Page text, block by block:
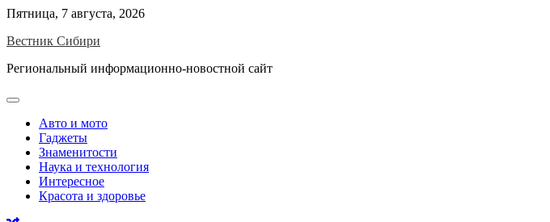
Skip
content
Пятница, 7 августа, 2026
Вестник Сибири
Региональный информационно-новостной сайт
Авто и мото
Гаджеты
Знаменитости
Наука и технология
Интересное
Красота и здоровье